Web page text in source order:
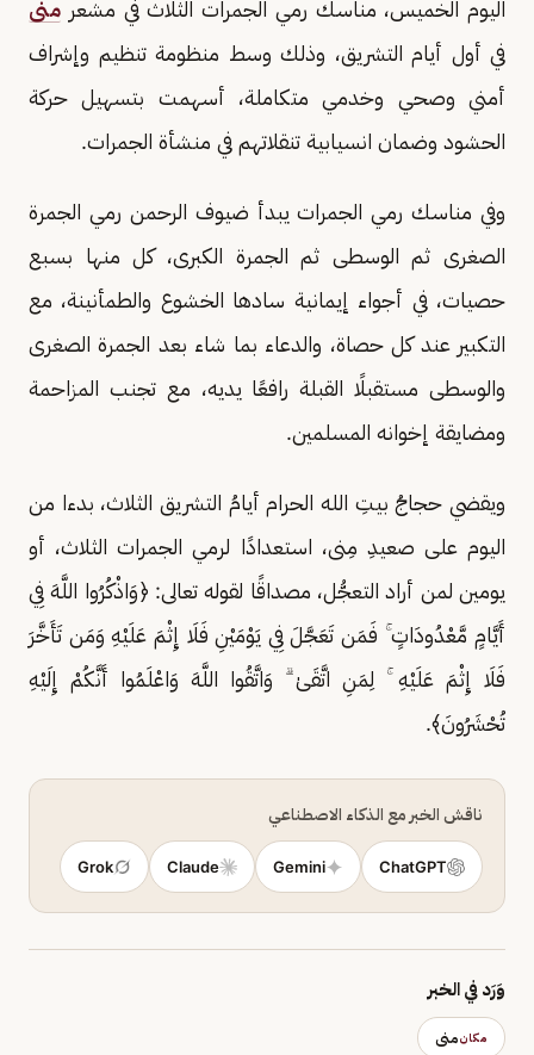
اليوم الخميس، مناسك رمي الجمرات الثلاث في مشعر منى
في أول أيام التشريق، وذلك وسط منظومة تنظيم وإشراف
أمني وصحي وخدمي متكاملة، أسهمت بتسهيل حركة
الحشود وضمان انسيابية تنقلاتهم في منشأة الجمرات.
وفي مناسك رمي الجمرات يبدأ ضيوف الرحمن رمي الجمرة
الصغرى ثم الوسطى ثم الجمرة الكبرى، كل منها بسبع
حصيات، في أجواء إيمانية سادها الخشوع والطمأنينة، مع
التكبير عند كل حصاة، والدعاء بما شاء بعد الجمرة الصغرى
والوسطى مستقبلًا القبلة رافعًا يديه، مع تجنب المزاحمة
ومضايقة إخوانه المسلمين.
ويقضي حجاجُ بيتِ الله الحرام أيامُ التشريق الثلاث، بدءا من
اليوم على صعيدِ مِنى، استعدادًا لرمي الجمرات الثلاث، أو
يومين لمن أراد التعجُّل، مصداقًا لقوله تعالى: ﴿وَاذْكُرُوا اللَّهَ فِي
أَيَّامٍ مَّعْدُودَاتٍ ۚ فَمَن تَعَجَّلَ فِي يَوْمَيْنِ فَلَا إِثْمَ عَلَيْهِ وَمَن تَأَخَّرَ
فَلَا إِثْمَ عَلَيْهِ ۚ لِمَنِ اتَّقَىٰ ۗ وَاتَّقُوا اللَّهَ وَاعْلَمُوا أَنَّكُمْ إِلَيْهِ
تُحْشَرُونَ﴾.
ناقش الخبر مع الذكاء الاصطناعي
ChatGPT
Gemini
Claude
Grok
وَرَد في الخبر
مكانمنى